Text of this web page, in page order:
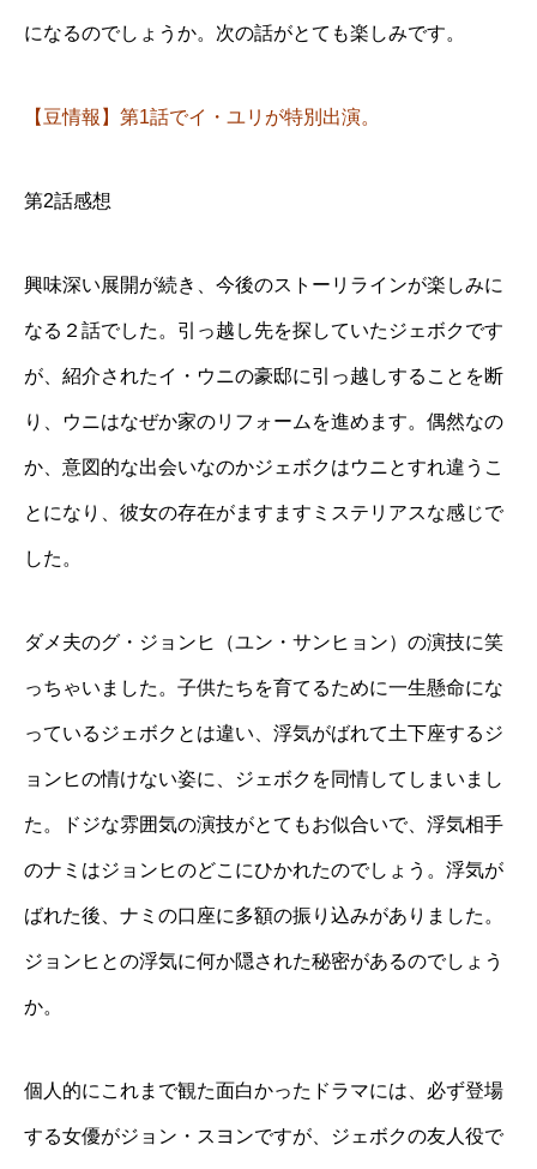
になるのでしょうか。次の話がとても楽しみです。
【豆情報】第1話でイ・ユリが特別出演。
第2話感想
興味深い展開が続き、今後のストーリラインが楽しみに
なる２話でした。引っ越し先を探していたジェボクです
が、紹介されたイ・ウニの豪邸に引っ越しすることを断
り、ウニはなぜか家のリフォームを進めます。偶然なの
か、意図的な出会いなのかジェボクはウニとすれ違うこ
とになり、彼女の存在がますますミステリアスな感じで
した。
ダメ夫のグ・ジョンヒ（ユン・サンヒョン）の演技に笑
っちゃいました。子供たちを育てるために一生懸命にな
っているジェボクとは違い、浮気がばれて土下座するジ
ョンヒの情けない姿に、ジェボクを同情してしまいまし
た。ドジな雰囲気の演技がとてもお似合いで、浮気相手
のナミはジョンヒのどこにひかれたのでしょう。浮気が
ばれた後、ナミの口座に多額の振り込みがありました。
ジョンヒとの浮気に何か隠された秘密があるのでしょう
か。
個人的にこれまで観た面白かったドラマには、必ず登場
する女優がジョン・スヨンですが、ジェボクの友人役で